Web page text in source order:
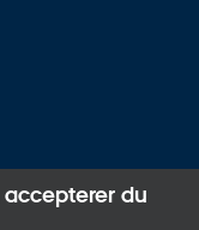
accepterer du